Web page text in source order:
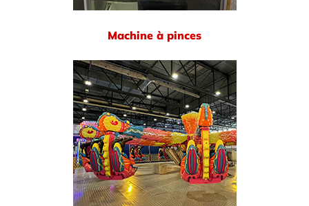
Machine à pinces